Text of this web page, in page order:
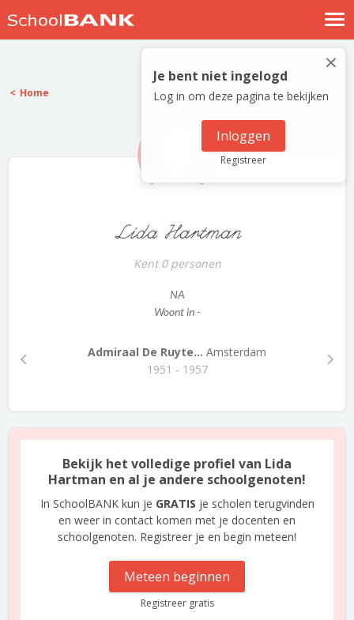
Nostalgische verhalen
Log in
Meld je gratis aan
×
Je bent niet ingelogd
Log in om deze pagina te bekijken
Inloggen
Registreer
Home
Lida Hartman
Kent 0 personen
NA
Woont in -
Admiraal De Ruyte... Amsterdam
1951 - 1957
Bekijk het volledige profiel van Lida
Hartman en al je andere schoolgenoten!
In SchoolBANK kun je GRATIS je scholen terugvinden
en weer in contact komen met je docenten en
schoolgenoten. Registreer je en begin meteen!
Meteen beginnen
Registreer gratis